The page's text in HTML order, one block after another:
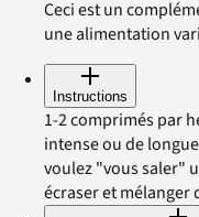
Ceci est un
une alimentation
Instructions
1-2 comprimés par
intense ou de
voulez "vous saler"
écraser et mélanger